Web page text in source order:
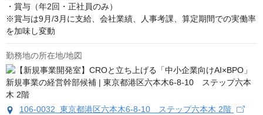
・賞与（年2回・正社員のみ）
※賞与は9月/3月に支給、会社業績、人事考課、算定期間での実働率
を加味し変動
勤務地の所在地/地図
106-0032 東京都港区六本木6-8-10 ステップ六本木 2階